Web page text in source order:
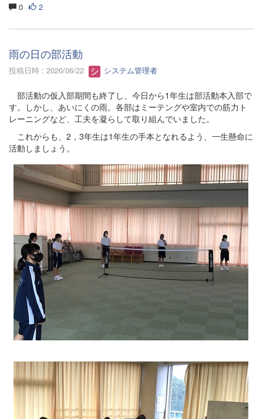
0 2
雨の日の部活動
投稿日時 : 2020/06/22 システム管理者
部活動の仮入部期間も終了し、今日から1年生は部活動本入部で
す。しかし、あいにくの雨。各部はミーテングや室内での筋力ト
レーニングなど、工夫を凝らして取り組んでいました。
これからも、2，3年生は1年生の手本となれるよう、一生懸命に
活動しましょう。